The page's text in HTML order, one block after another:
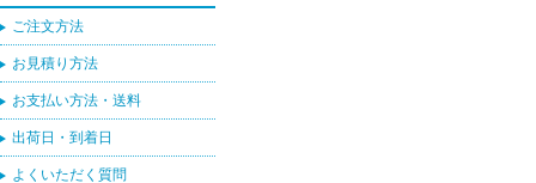
ご注文方法
お見積り方法
お支払い方法・送料
出荷日・到着日
よくいただく質問